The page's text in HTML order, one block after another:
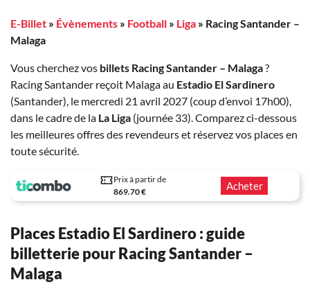
E-Billet » Évènements » Football » Liga » Racing Santander –
Malaga
Vous cherchez vos billets Racing Santander – Malaga?
Racing Santander reçoit Malaga au Estadio El Sardinero
(Santander), le mercredi 21 avril 2027 (coup d’envoi 17h00),
dans le cadre de la La Liga (journée 33). Comparez ci-dessous
les meilleures offres des revendeurs et réservez vos places en
toute sécurité.
Prix à partir de
869.70 €
Acheter
Places Estadio El Sardinero : guide
billetterie pour Racing Santander –
Malaga